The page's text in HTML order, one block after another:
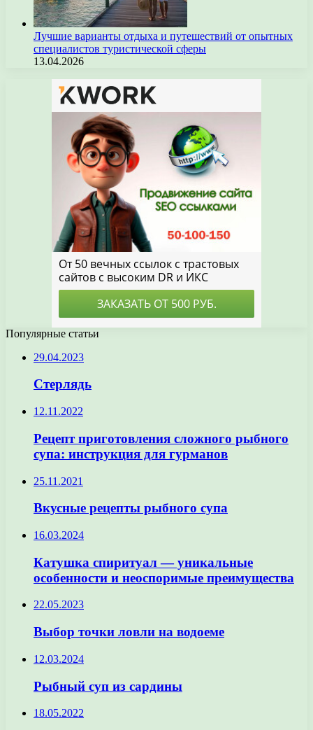
Лучшие варианты отдыха и путешествий от опытных
специалистов туристической сферы
13.04.2026
Популярные статьи
29.04.2023
Стерлядь
12.11.2022
Рецепт приготовления сложного рыбного
супа: инструкция для гурманов
25.11.2021
Вкусные рецепты рыбного супа
16.03.2024
Катушка спиритуал — уникальные
особенности и неоспоримые преимущества
22.05.2023
Выбор точки ловли на водоеме
12.03.2024
Рыбный суп из сардины
18.05.2022